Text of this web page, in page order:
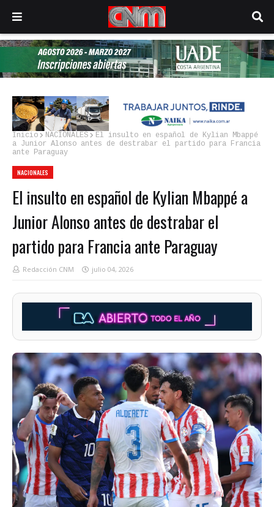
Inicio NACIONALES
El insulto en español de Kylian Mbappé
a Junior Alonso antes de destrabar el partido para Francia
ante Paraguay
NACIONALES
El insulto en español de Kylian Mbappé a
Junior Alonso antes de destrabar el
partido para Francia ante Paraguay
Redacción CNM julio 04, 2026